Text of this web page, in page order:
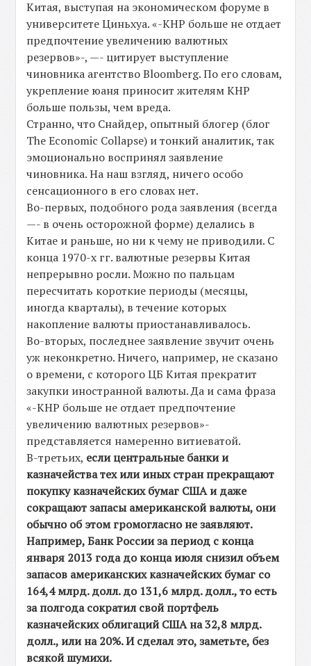
Китая, выступая на экономическом форуме в
университете Циньхуа. «-КНР больше не отдает
предпочтение увеличению валютных
резервов»-, —- цитирует выступление
чиновника агентство Bloomberg. По его словам,
укрепление юаня приносит жителям КНР
больше пользы, чем вреда.
Странно, что Снайдер, опытный блогер (блог
The Economic Collapse) и тонкий аналитик, так
эмоционально воспринял заявление
чиновника. На наш взгляд, ничего особо
сенсационного в его словах нет.
Во-первых, подобного рода заявления (всегда
—- в очень осторожной форме) делались в
Китае и раньше, но ни к чему не приводили. С
конца 1970-х гг. валютные резервы Китая
непрерывно росли. Можно по пальцам
пересчитать короткие периоды (месяцы,
иногда кварталы), в течение которых
накопление валюты приостанавливалось.
Во-вторых, последнее заявление звучит очень
уж неконкретно. Ничего, например, не сказано
о времени, с которого ЦБ Китая прекратит
закупки иностранной валюты. Да и сама фраза
«-КНР больше не отдает предпочтение
увеличению валютных резервов»-
представляется намеренно витиеватой.
В-третьих, если центральные банки и
казначейства тех или иных стран прекращают
покупку казначейских бумаг США и даже
сокращают запасы американской валюты, они
обычно об этом громогласно не заявляют.
Например, Банк России за период с конца
января 2013 года до конца июля снизил объем
запасов американских казначейских бумаг со
164,4 млрд. долл. до 131,6 млрд. долл., то есть
за полгода сократил свой портфель
казначейских облигаций США на 32,8 млрд.
долл., или на 20%. И сделал это, заметьте, без
всякой шумихи.